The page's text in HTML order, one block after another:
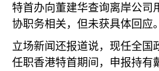
特首办向董建华查询离岸公司
协职务相关，但未获具体回应。
立场新闻还报道说，现任全国
任职香港特首期间，申报持有